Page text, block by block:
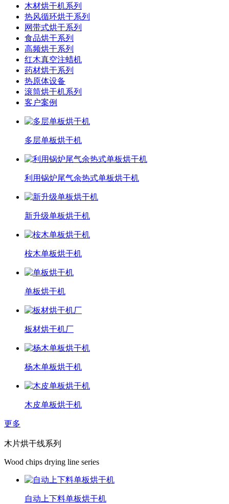
木材烘干机系列
热风循环烘干系列
网带式烘干系列
食品烘干系列
高频烘干系列
红木真空注蜡机
药材烘干系列
热原体设备
滚筒烘干机系列
客户案例
多层单板烘干机
利用锅炉尾气余热式单板烘干机
新升级单板烘干机
桉木单板烘干机
单板烘干机
板材烘干机厂
杨木单板烘干机
木皮单板烘干机
更多
木片烘干线系列
Wood chips drying line series
自动上下料单板烘干机